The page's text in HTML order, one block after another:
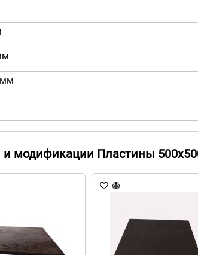
и модификации Пластины